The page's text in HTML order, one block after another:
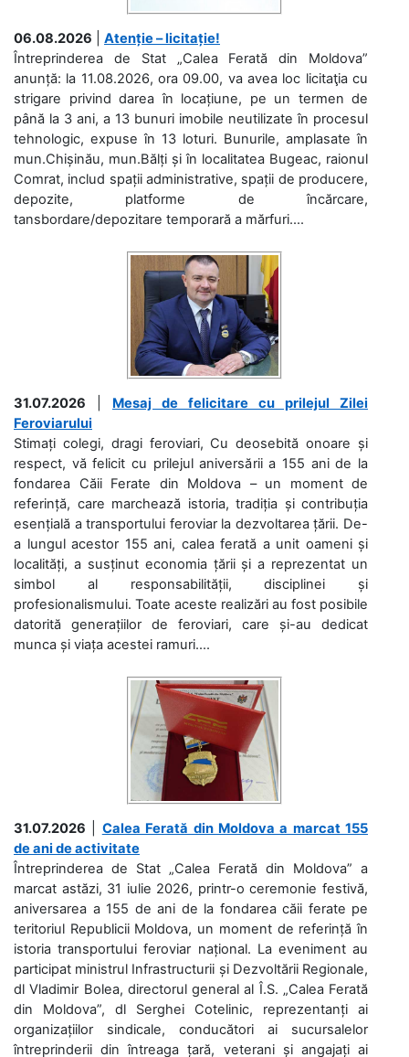
06.08.2026
Atenție – licitație!
Întreprinderea de Stat „Calea Ferată din Moldova”
anunță: la 11.08.2026, ora 09.00, va avea loc licitaţia cu
strigare privind darea în locațiune, pe un termen de
până la 3 ani, a 13 bunuri imobile neutilizate în procesul
tehnologic, expuse în 13 loturi. Bunurile, amplasate în
mun.Chișinău, mun.Bălți și în localitatea Bugeac, raionul
Comrat, includ spații administrative, spații de producere,
depozite, platforme de încărcare,
tansbordare/depozitare temporară a mărfuri....
31.07.2026
Mesaj de felicitare cu prilejul Zilei
Feroviarului
Stimați colegi, dragi feroviari, Cu deosebită onoare și
respect, vă felicit cu prilejul aniversării a 155 ani de la
fondarea Căii Ferate din Moldova – un moment de
referință, care marchează istoria, tradiția și contribuția
esențială a transportului feroviar la dezvoltarea țării. De-
a lungul acestor 155 ani, calea ferată a unit oameni și
localități, a susținut economia țării și a reprezentat un
simbol al responsabilității, disciplinei și
profesionalismului. Toate aceste realizări au fost posibile
datorită generațiilor de feroviari, care și-au dedicat
munca și viața acestei ramuri....
31.07.2026
Calea Ferată din Moldova a marcat 155
de ani de activitate
Întreprinderea de Stat „Calea Ferată din Moldova” a
marcat astăzi, 31 iulie 2026, printr-o ceremonie festivă,
aniversarea a 155 de ani de la fondarea căii ferate pe
teritoriul Republicii Moldova, un moment de referință în
istoria transportului feroviar național. La eveniment au
participat ministrul Infrastructurii și Dezvoltării Regionale,
dl Vladimir Bolea, directorul general al Î.S. „Calea Ferată
din Moldova”, dl Serghei Cotelinic, reprezentanți ai
organizațiilor sindicale, conducători ai sucursalelor
întreprinderii din întreaga țară, veterani și angajați ai